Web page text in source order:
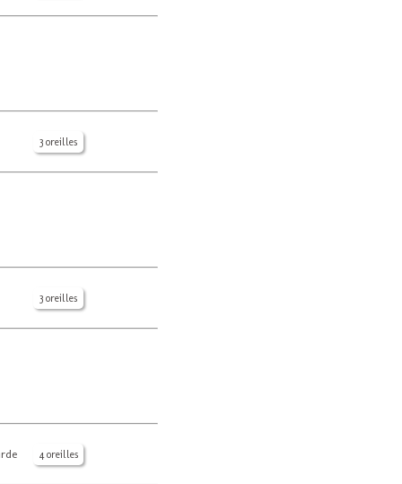
3 oreilles
3 oreilles
4 oreilles